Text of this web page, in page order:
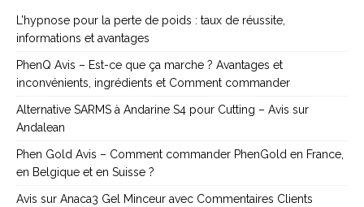
L’hypnose pour la perte de poids : taux de réussite,
informations et avantages
PhenQ Avis – Est-ce que ça marche ? Avantages et
inconvénients, ingrédients et Comment commander
Alternative SARMS à Andarine S4 pour Cutting – Avis sur
Andalean
Phen Gold Avis – Comment commander PhenGold en France,
en Belgique et en Suisse ?
Avis sur Anaca3 Gel Minceur avec Commentaires Clients